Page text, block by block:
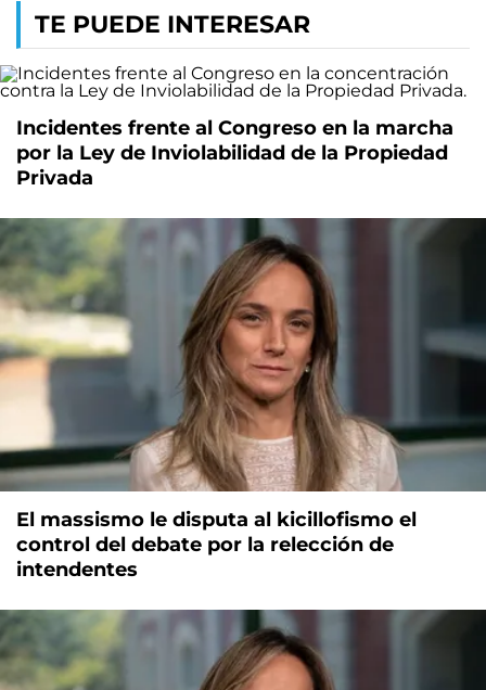
TE PUEDE INTERESAR
Incidentes frente al Congreso en la marcha
por la Ley de Inviolabilidad de la Propiedad
Privada
El massismo le disputa al kicillofismo el
control del debate por la relección de
intendentes